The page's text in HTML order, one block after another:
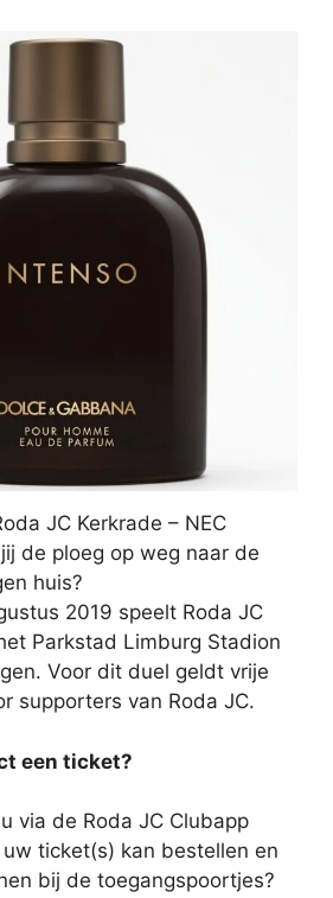
JC Kerkrade – NEC
de ploeg op weg naar de
huis?
2019 speelt Roda JC
Parkstad Limburg Stadion
Voor dit duel geldt vrije
supporters van Roda JC.
een ticket?
via de Roda JC Clubapp
ticket(s) kan bestellen en
bij de toegangspoortjes?